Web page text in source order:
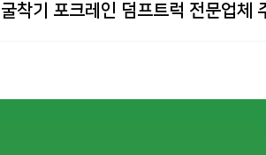
착기 포크레인 덤프트럭 전문업체